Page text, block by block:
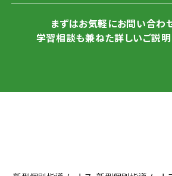
まずはお気軽にお問い合わ
学習相談も兼ねた詳しいご説明